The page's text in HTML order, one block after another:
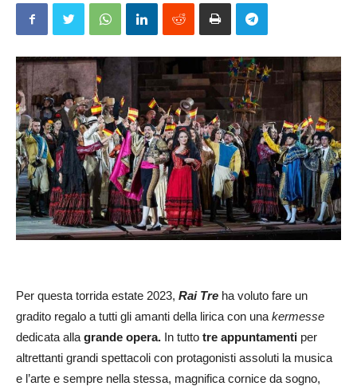
Per questa torrida estate 2023, Rai Tre ha voluto fare un
gradito regalo a tutti gli amanti della lirica con una kermesse
dedicata alla grande opera. In tutto tre appuntamenti per
altrettanti grandi spettacoli con protagonisti assoluti la musica
e l’arte e sempre nella stessa, magnifica cornice da sogno,